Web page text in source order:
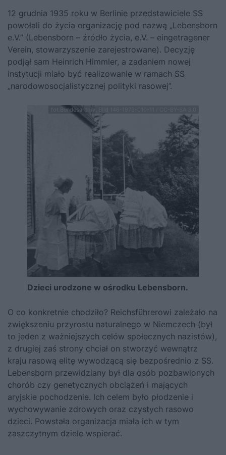
12 grudnia 1935 roku w Berlinie przedstawiciele SS
powołali do życia organizację pod nazwą „Lebensborn
e.V.” (Lebensborn – źródło życia, e.V. – eingetragener
Verein, stowarzyszenie zarejestrowane). Decyzję
podjął sam Heinrich Himmler, a zadaniem nowej
instytucji miało być realizowanie w ramach SS
„narodowosocjalistycznej polityki rasowej”.
fot.Bundesarchiv, Bild 146-1973-010-11 / CC-BY-SA 3.0
Dzieci urodzone w ośrodku Lebensborn.
O co konkretnie chodziło? Reichsführerowi zależało na
zwiększeniu przyrostu naturalnego w Niemczech (był
to jeden z ważniejszych celów społecznych nazistów),
z drugiej zaś strony chciał on stworzyć wewnątrz
kraju rasową elitę wywodzącą się bezpośrednio z SS.
Lebensborn przewidziany był dla osób pozbawionych
chorób czy genetycznych obciążeń i mających
aryjskie pochodzenie. Ich celem było płodzenie i
wychowywanie zdrowych oraz czystych rasowo
dzieci. Powstała organizacja miała ich w tym
zaszczytnym dziele wspierać.